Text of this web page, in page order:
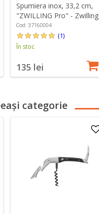
Spumiera inox, 33,2 cm,
"ZWILLING Pro" - Zwilling
Cod: 37160004
(1)
În stoc
135 lei
categorie